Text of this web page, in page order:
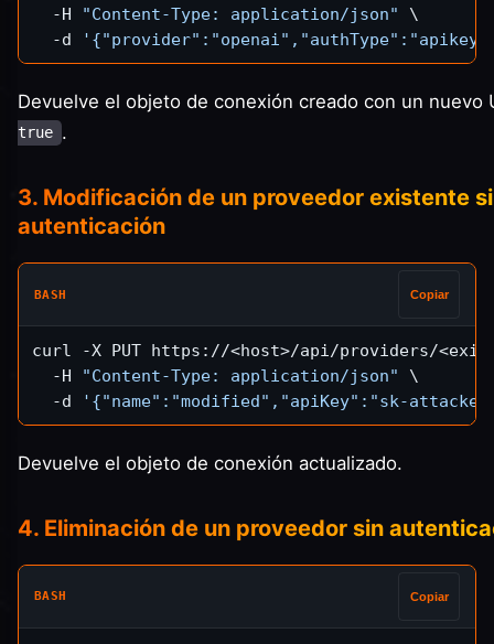
  -H
"Content-Type: application/json"
\
  -d
Devuelve el objeto de conexión creado con un nuevo
true .
3. Modificación de un proveedor existente
autenticación
BASH Copiar
curl -X PUT https://<host>/api/providers/
  -H
"Content-Type: application/json"
\
  -d
'{"name":"modified","apiKey":"sk-
Devuelve el objeto de conexión actualizado.
4. Eliminación de un proveedor sin
BASH Copiar